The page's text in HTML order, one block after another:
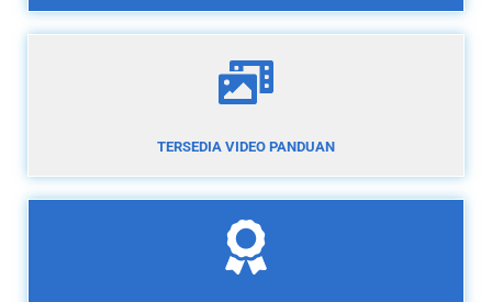
TERSEDIA VIDEO PANDUAN